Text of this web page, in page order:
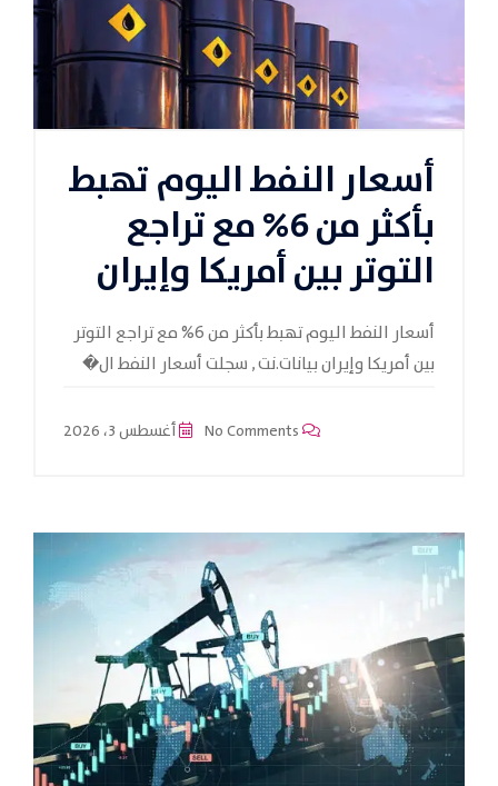
أسعار النفط اليوم تهبط
بأكثر من 6% مع تراجع
التوتر بين أمريكا وإيران
أسعار النفط اليوم تهبط بأكثر من 6% مع تراجع التوتر
بين أمريكا وإيران بيانات.نت , سجلت أسعار النفط ال�
أغسطس 3، 2026